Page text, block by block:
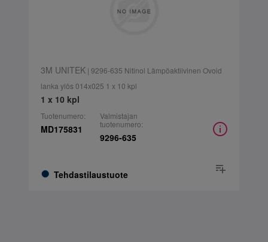
3M UNITEK| 9296-635 Nitinol Lämpöaktiivinen Ovoid
lanka ylös 014x025 1 x 10 kpl
1 x 10 kpl
Tuotenumero:
MD175831
Tehdastilaustuote
Valmistajan
tuotenumero:
9296-635